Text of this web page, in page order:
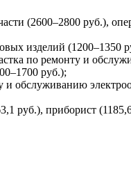
(2600–2800 руб.),
изделий
по ремонту и
руб.);
обслуживанию
руб.), приборист